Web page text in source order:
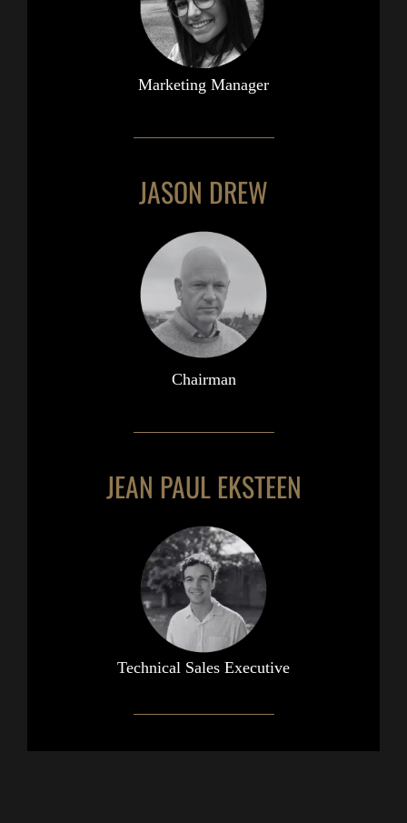
Marketing Manager
JASON DREW
Chairman
JEAN PAUL EKSTEEN
Technical Sales Executive